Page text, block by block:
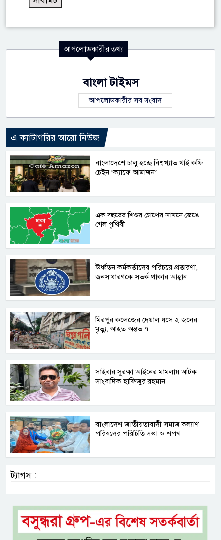
আপলোডকারীর তথ্য
বাংলা টাইমস
আপলোডকারীর সব সংবাদ
এ ক্যাটাগরির আরো নিউজ
বাংলাদেশে চালু হচ্ছে বিশ্বখ্যাত থাই কফি
চেইন ‘ক্যাফে আমাজন’
এক বছরের শিশুর চোখের সামনে ভেঙে
গেল পৃথিবী
ঊর্ধ্বতন কর্মকর্তাদের পরিচয়ে প্রতারণা,
জনসাধারণকে সতর্ক থাকার আহ্বান
মিরপুর কলেজের দেয়াল ধসে ২ জনের
মৃত্যু, আহত অন্তত ৭
সাইবার সুরক্ষা আইনের মামলায় আটক
সাংবাদিক হাফিজুর রহমান
বাংলাদেশ জাতীয়তাবাদী সমাজ কল্যাণ
পরিষদের পরিচিতি সভা ও শপথ
ট্যাগস :